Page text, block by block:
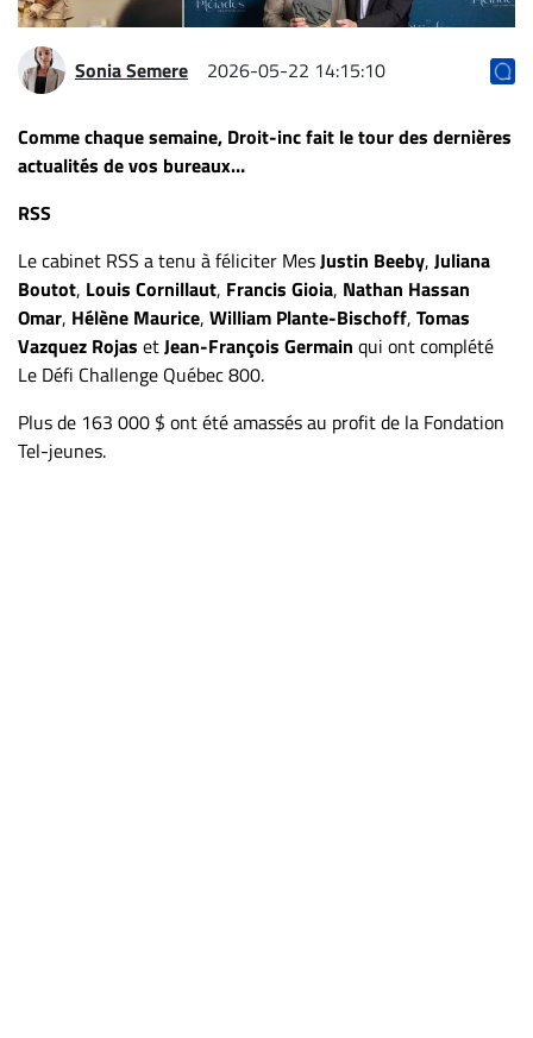
AVOCATS
ET
JURISTES
Offres
d'emploi
Continue
Métiers
Scoop?
CABINETS
ET
ENTREPRISES
Espace
Sonia Semere 2026-05-22 14:15:10
Comme chaque semaine, Droit-inc fait le tour des dernières
actualités de vos bureaux…
RSS
Le cabinet RSS a tenu à féliciter MesJustin Beeby, Juliana
Boutot, Louis Cornillaut, Francis Gioia, Nathan Hassan
Omar, Hélène Maurice, William Plante-Bischoff, Tomas
Vazquez Rojas etJean-François Germain qui ont complété
Le Défi Challenge Québec 800.
Plus de 163 000 $ ont été amassés au profit de la Fondation
Tel-jeunes.